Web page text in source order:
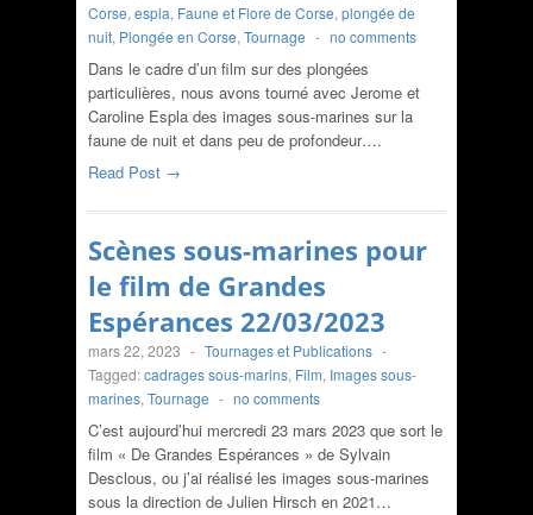
Corse, espla, Faune et Flore de Corse, plongée de
nuit, Plongée en Corse, Tournage - no comments
Dans le cadre d’un film sur des plongées
particulières, nous avons tourné avec Jerome et
Caroline Espla des images sous-marines sur la
faune de nuit et dans peu de profondeur….
Read Post →
Scènes sous-marines pour
le film de Grandes
Espérances 22/03/2023
mars 22, 2023 - Tournages et Publications -
Tagged:cadrages sous-marins, Film, Images sous-
marines, Tournage - no comments
C’est aujourd’hui mercredi 23 mars 2023 que sort le
film « De Grandes Espérances » de Sylvain
Desclous, ou j’ai réalisé les images sous-marines
sous la direction de Julien Hirsch en 2021…